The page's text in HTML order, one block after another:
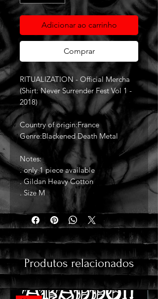
Adicionar ao carrinho
Comprar
RITUALIZATION - Official Mercha
(Shirt: Never Surrender Fest Vol 1 -
2018)
Country of origin:France
Genre:Blackened Death Metal
Notes:
. only 1 piece available
. Gildan Heavy Cotton
. Size M
Produtos relacionados